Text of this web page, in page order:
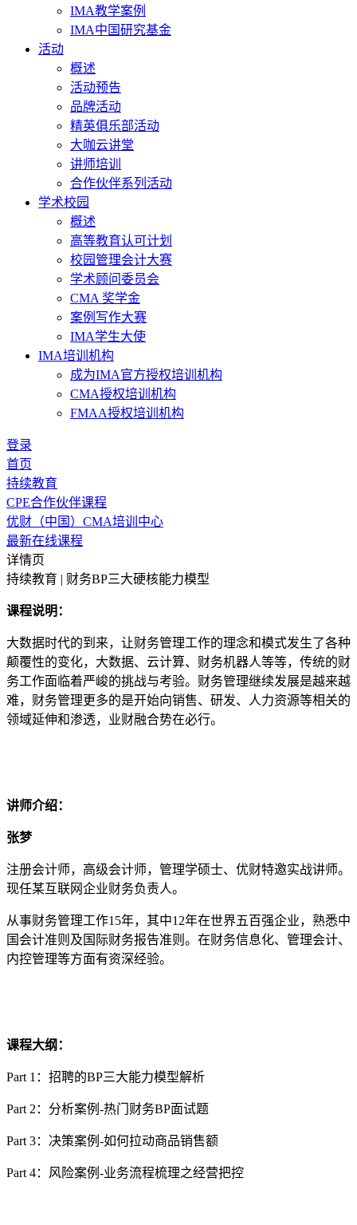
IMA教学案例
IMA中国研究基金
活动
概述
活动预告
品牌活动
精英俱乐部活动
大咖云讲堂
讲师培训
合作伙伴系列活动
学术校园
概述
高等教育认可计划
校园管理会计大赛
学术顾问委员会
CMA 奖学金
案例写作大赛
IMA学生大使
IMA培训机构
成为IMA官方授权培训机构
CMA授权培训机构
FMAA授权培训机构
登录
首页
持续教育
CPE合作伙伴课程
优财（中国）CMA培训中心
最新在线课程
详情页
持续教育 | 财务BP三大硬核能力模型
课程说明：
大数据时代的到来，让财务管理工作的理念和模式发生了各种
颠覆性的变化，大数据、云计算、财务机器人等等，传统的财
务工作面临着严峻的挑战与考验。财务管理继续发展是越来越
难，财务管理更多的是开始向销售、研发、人力资源等相关的
领域延伸和渗透，业财融合势在必行。
讲师介绍：
张梦
注册会计师，高级会计师，管理学硕士、优财特邀实战讲师。
现任某互联网企业财务负责人。
从事财务管理工作15年，其中12年在世界五百强企业，熟悉中
国会计准则及国际财务报告准则。在财务信息化、管理会计、
内控管理等方面有资深经验。
课程大纲：
Part 1：️招聘的BP三大能力模型解析
Part 2：️分析案例-热门财务BP面试题
Part 3：️决策案例-如何拉动商品销售额
Part 4：️风险案例-业务流程梳理之经营把控